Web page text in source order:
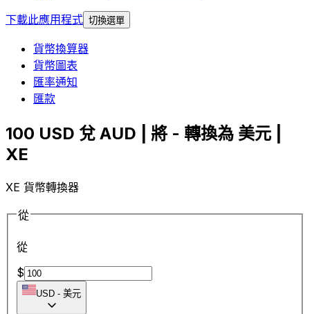
下載此應用程式 切換選單
貨幣換算器
貨幣圖表
匯率通知
匯款
100 USD 兌 AUD | 將 - 轉換為 美元 |
XE
XE 貨幣轉換器
從
從
$
USD - 美元